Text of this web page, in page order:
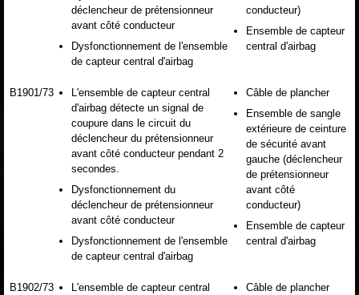
déclencheur de prétensionneur
avant côté conducteur
Dysfonctionnement de l'ensemble
de capteur central d'airbag
conducteur)
Ensemble de capteur
central d'airbag
B1901/73
L'ensemble de capteur central
d'airbag détecte un signal de
coupure dans le circuit du
déclencheur du prétensionneur
avant côté conducteur pendant 2
secondes.
Dysfonctionnement du
déclencheur de prétensionneur
avant côté conducteur
Dysfonctionnement de l'ensemble
de capteur central d'airbag
Câble de plancher
Ensemble de sangle
extérieure de ceinture
de sécurité avant
gauche (déclencheur
de prétensionneur
avant côté
conducteur)
Ensemble de capteur
central d'airbag
B1902/73
L'ensemble de capteur central
Câble de plancher